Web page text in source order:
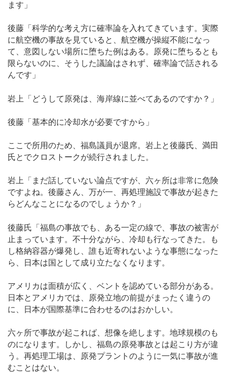
ます」
後藤「科学的な考え方に確率論を入れてきています。実際
に航空機の事故を見ていると、航空機が操縦不能になっ
て、意図しない場所に堕ちた例はある。原発に堕ちるとも
限らないのに、そうした議論はされず、確率論で話される
んです」
岩上「どうして原発は、海岸線に並べてあるのですか？」
後藤「基本的に冷却水が必要ですから」
ここで所用のため、福島議員が退席。岩上と後藤氏、満田
氏とでクロストークが続行されました。
岩上「まだ話していない論点ですが、六ヶ所は非常に危険
ですよね。後藤さん、万が一、再処理施設で事故が起きた
らどんなことになるのでしょうか？」
後藤氏「福島の事故でも、ある一定の線で、事故の被害が
止まっています。不十分ながら、冷却も行なってきた。も
し格納容器が爆発し、誰も近寄れないような事態になった
ら、日本は国として成り立たなくなります。
アメリカは面積が広く、ベントを認めている部分がある。
日本とアメリカでは、原発立地の前提がまったく違うの
に、日本が国際基準に合わせるのはおかしい。
六ヶ所で事故が起これば、想像を絶します。地球規模のも
のになります。しかし、福島の原発事故とは起こり方が違
う。再処理工場は、原発プラントのように一気に事故が進
むことはない。